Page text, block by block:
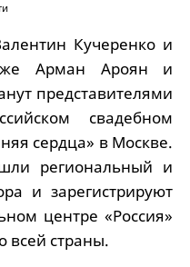
Кучеренко и
Арман Ароян и
представителями
свадебном
сердца» в Москве.
региональный и
и зарегистрируют
центре «Россия»
всей страны.